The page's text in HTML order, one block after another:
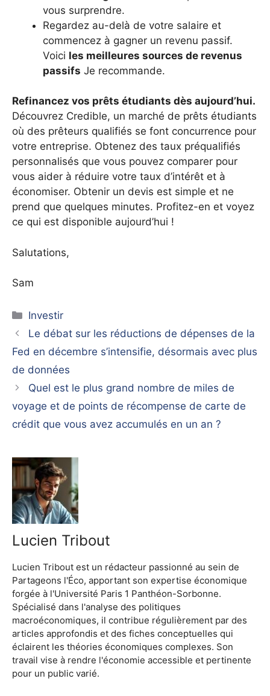
vous surprendre.
Regardez au-delà de votre salaire et
commencez à gagner un revenu passif.
Voici les meilleures sources de revenus
passifs Je recommande.
Refinancez vos prêts étudiants dès aujourd’hui.
Découvrez Credible, un marché de prêts étudiants
où des prêteurs qualifiés se font concurrence pour
votre entreprise. Obtenez des taux préqualifiés
personnalisés que vous pouvez comparer pour
vous aider à réduire votre taux d’intérêt et à
économiser. Obtenir un devis est simple et ne
prend que quelques minutes. Profitez-en et voyez
ce qui est disponible aujourd’hui !
Salutations,
Sam
Catégories
Investir
Le débat sur les réductions de dépenses de la
Fed en décembre s’intensifie, désormais avec plus
de données
Quel est le plus grand nombre de miles de
voyage et de points de récompense de carte de
crédit que vous avez accumulés en un an ?
Lucien Tribout
Lucien Tribout est un rédacteur passionné au sein de
Partageons l'Éco, apportant son expertise économique
forgée à l'Université Paris 1 Panthéon-Sorbonne.
Spécialisé dans l'analyse des politiques
macroéconomiques, il contribue régulièrement par des
articles approfondis et des fiches conceptuelles qui
éclairent les théories économiques complexes. Son
travail vise à rendre l'économie accessible et pertinente
pour un public varié.